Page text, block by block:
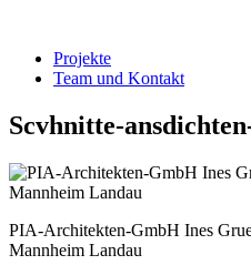
Projekte
Team und Kontakt
Scvhnitte-
PIA-Architekten-GmbH Ines
Mannheim Landau